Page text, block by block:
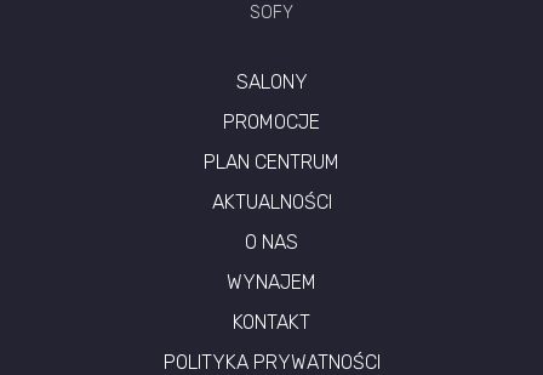
SOFY
SALONY
PROMOCJE
PLAN CENTRUM
AKTUALNOŚCI
O NAS
WYNAJEM
KONTAKT
POLITYKA PRYWATNOŚCI